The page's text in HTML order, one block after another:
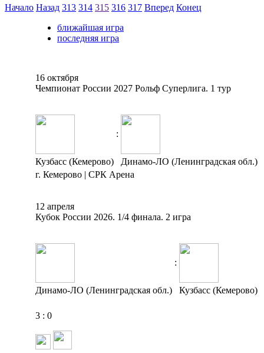
Начало Назад 313 314 315 316 317 Вперед Конец
ближайшая игра
последняя игра
16 октября
Чемпионат России 2027 Рольф Суперлига. 1 тур
:
Кузбасс (Кемерово)
Динамо-ЛО (Ленинградская обл.)
г. Кемерово | СРК Арена
12 апреля
Кубок России 2026. 1/4 финала. 2 игра
:
Динамо-ЛО (Ленинградская обл.) Кузбасс (Кемерово)
3 : 0